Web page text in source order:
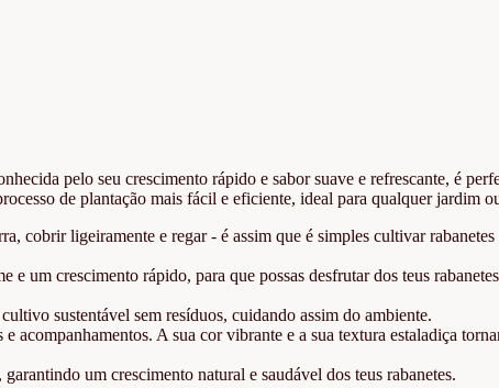
pelo seu crescimento rápido e sabor suave e refrescante, é
de plantação mais fácil e eficiente, ideal para qualquer jardim
cobrir ligeiramente e regar - é assim que é simples cultivar
um crescimento rápido, para que possas desfrutar dos teus
sustentável sem resíduos, cuidando assim do ambiente.
acompanhamentos. A sua cor vibrante e a sua textura estaladiça
um crescimento natural e saudável dos teus rabanetes.